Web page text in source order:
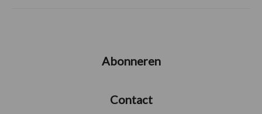
Abonneren
Contact